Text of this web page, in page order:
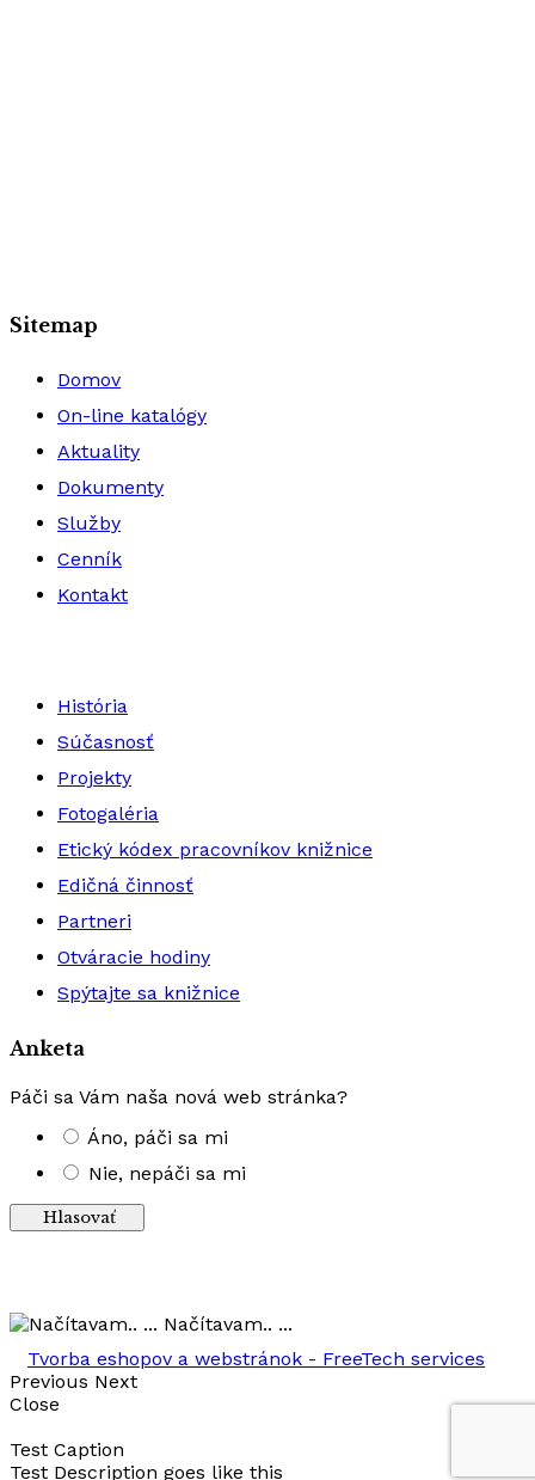
Sitemap
Domov
On-line katalógy
Aktuality
Dokumenty
Služby
Cenník
Kontakt
História
Súčasnosť
Projekty
Fotogaléria
Etický kódex pracovníkov knižnice
Edičná činnosť
Partneri
Otváracie hodiny
Spýtajte sa knižnice
Anketa
Páči sa Vám naša nová web stránka?
Áno, páči sa mi
Nie, nepáči sa mi
Načítavam.. ...
Tvorba eshopov a webstránok - FreeTech services
Previous Next
Close
Test Caption
Test Description goes like this